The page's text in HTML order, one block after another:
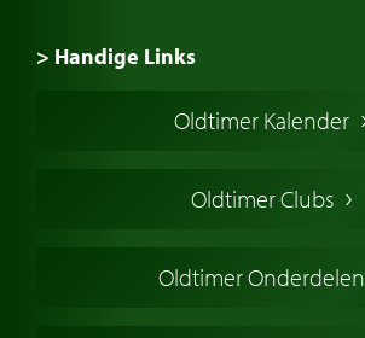
> Handige Links
Amerikaanse oldtimers
Franse oldtimers
Oldtimer Kalender
Oldtimer Clubs
Oldtimer Onderdelen